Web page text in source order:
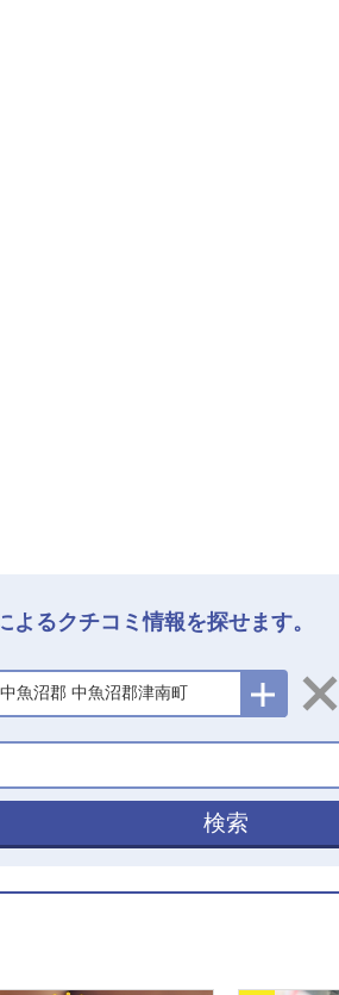
るクチコミ情報を探せます。
中魚沼郡 中魚沼郡津南町
検索